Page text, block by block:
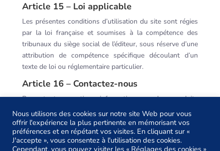
Article 15 – Loi applicable
Les présentes conditions d’utilisation du site sont régies
par la loi française et soumises à la compétence des
tribunaux du siège social de l’éditeur, sous réserve d’une
attribution de compétence spécifique découlant d’un
texte de loi ou réglementaire particulier.
Article 16 – Contactez-nous
Pour toute question, information sur les produits
présentés sur le site, ou concernant le site lui-même,
vous pouvez laisser un message à l’adresse suivante :
bureau@positivecompany.fr.
Nous utilisons des cookies sur notre site Web pour vous
offrir l'expérience la plus pertinente en mémorisant vos
préférences et en répétant vos visites. En cliquant sur «
J'accepte », vous consentez à l'utilisation des cookies.
Cependant, vous pouvez visiter les « Réglages des cookies »